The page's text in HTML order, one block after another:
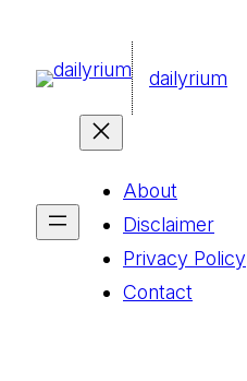
dailyrium
About
Disclaimer
Privacy Policy
Contact